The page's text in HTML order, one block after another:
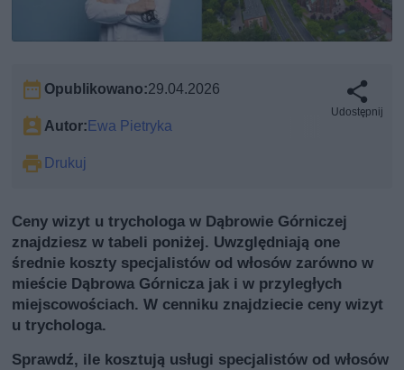
Opublikowano:29.04.2026
Autor: Ewa Pietryka
Drukuj
Udostępnij
Ceny wizyt u trychologa w Dąbrowie Górniczej
znajdziesz w tabeli poniżej. Uwzględniają one
średnie koszty specjalistów od włosów zarówno w
mieście Dąbrowa Górnicza jak i w przyległych
miejscowościach. W cenniku znajdziecie ceny wizyt
u trychologa.
Sprawdź, ile kosztują usługi specjalistów od włosów